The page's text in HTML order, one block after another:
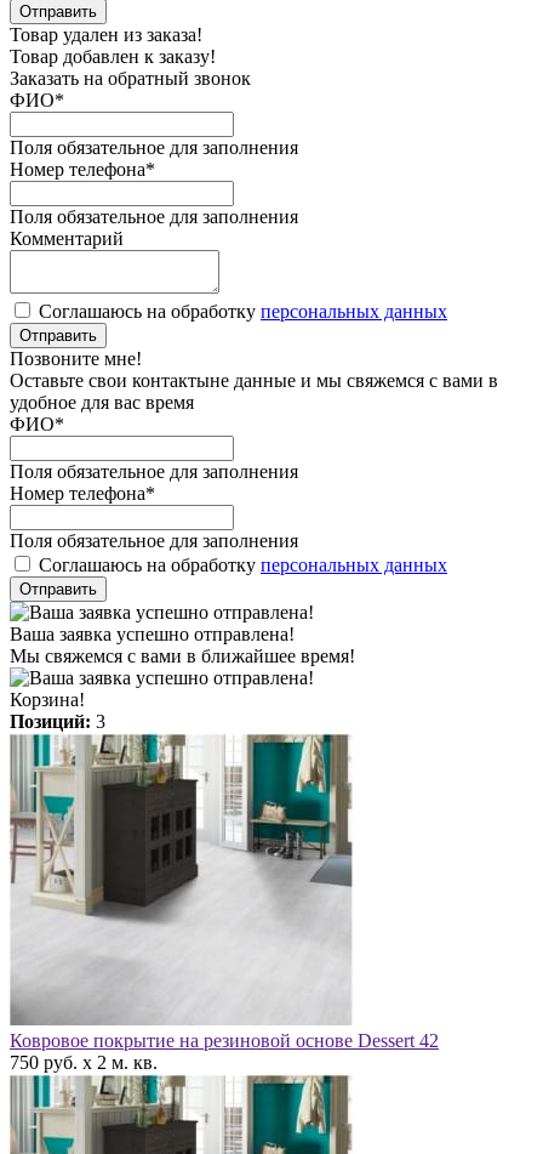
Отправить
Товар удален из заказа!
Товар добавлен к заказу!
Заказать на обратный звонок
ФИО*
Поля обязательное для заполнения
Номер телефона*
Поля обязательное для заполнения
Комментарий
Соглашаюсь на обработку персональных данных
Отправить
Позвоните мне!
Оставьте свои контактыне данные и мы свяжемся с вами в
удобное для вас время
ФИО*
Поля обязательное для заполнения
Номер телефона*
Поля обязательное для заполнения
Соглашаюсь на обработку персональных данных
Отправить
Ваша заявка успешно отправлена!
Мы свяжемся с вами в ближайшее время!
Корзина!
Позиций: 3
Ковровое покрытие на резиновой основе Dessert 42
750 руб. x 2 м. кв.